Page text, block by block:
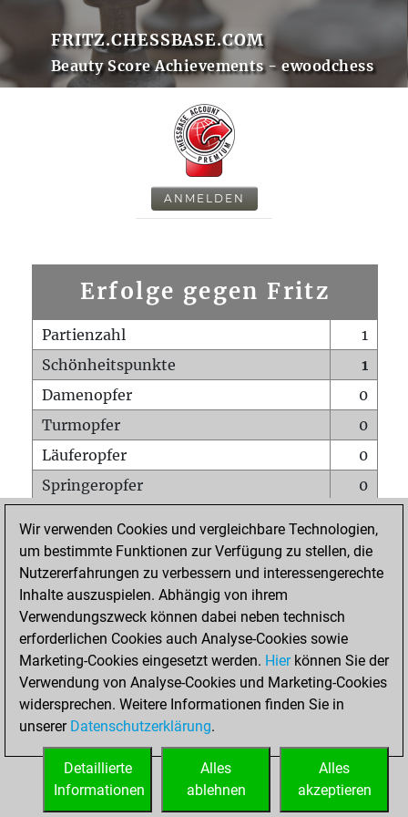
FRITZ.CHESSBASE.COM
Beauty Score Achievements - ewoodchess
ANMELDEN
Erfolge gegen Fritz
Partienzahl
1
Schönheitspunkte
1
Damenopfer
0
Turmopfer
0
Läuferopfer
0
Springeropfer
0
Matt auf vollem Brett
0
Bauer setzt Matt
0
Erstickte Matts
Unterverwandlungen
Türme auf der siebten
0
STARTSEITE
Wir verwenden Cookies und vergleichbare Technologien,
um bestimmte Funktionen zur Verfügung zu stellen, die
Nutzererfahrungen zu verbessern und interessengerechte
Inhalte auszuspielen. Abhängig von ihrem
Verwendungszweck können dabei neben technisch
erforderlichen Cookies auch Analyse-Cookies sowie
Marketing-Cookies eingesetzt werden. Hierkönnen Sie der
Verwendung von Analyse-Cookies und Marketing-Cookies
widersprechen. Weitere Informationen finden Sie in
unserer Datenschutzerklärung.
Alles
akzeptieren
Alles
ablehnen
Detaillierte
Informationen